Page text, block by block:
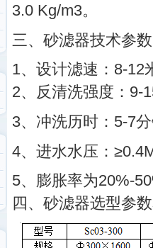
3.0 Kg/m3。
三、砂滤器技术参
1、设计滤速：8-12
2、反清洗强度：9-
3、冲洗历时：5-7
4、进水水压：
5、膨胀率为20%-
四、砂滤器选型参